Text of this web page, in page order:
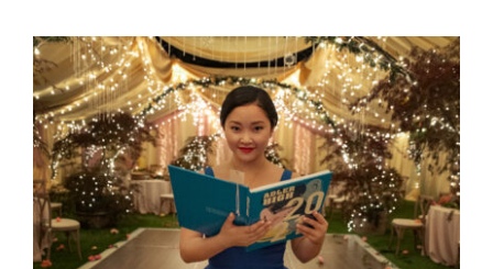
View
Larger
Image